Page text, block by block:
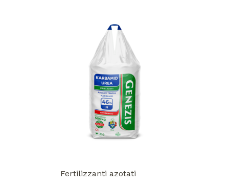
Fertilizzanti azotati